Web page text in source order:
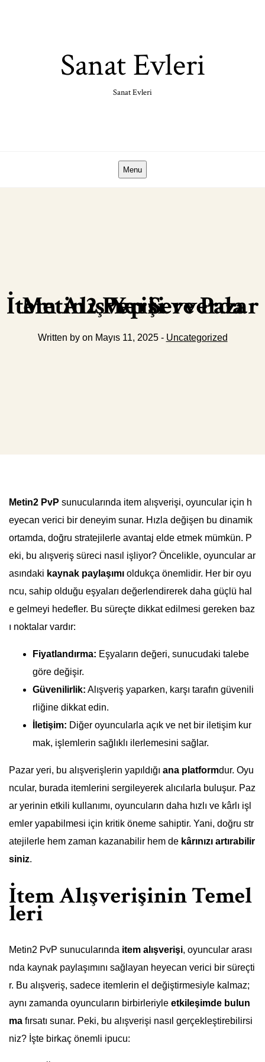
Sanat Evleri
Sanat Evleri
Menu
Metin2 Pvp Serverda İtem Alışverişi ve Pazar Yeri
Written by on Mayıs 11, 2025 - Uncategorized
Metin2 PvP sunucularında item alışverişi, oyuncular için h
eyecan verici bir deneyim sunar. Hızla değişen bu dinamik
ortamda, doğru stratejilerle avantaj elde etmek mümkün. P
eki, bu alışveriş süreci nasıl işliyor? Öncelikle, oyuncular ar
asındaki kaynak paylaşımı oldukça önemlidir. Her bir oyu
ncu, sahip olduğu eşyaları değerlendirerek daha güçlü hal
e gelmeyi hedefler. Bu süreçte dikkat edilmesi gereken baz
ı noktalar vardır:
Fiyatlandırma: Eşyaların değeri, sunucudaki talebe
göre değişir.
Güvenilirlik: Alışveriş yaparken, karşı tarafın güvenili
rliğine dikkat edin.
İletişim: Diğer oyuncularla açık ve net bir iletişim kur
mak, işlemlerin sağlıklı ilerlemesini sağlar.
Pazar yeri, bu alışverişlerin yapıldığı ana platformdur. Oyu
ncular, burada itemlerini sergileyerek alıcılarla buluşur. Paz
ar yerinin etkili kullanımı, oyuncuların daha hızlı ve kârlı işl
emler yapabilmesi için kritik öneme sahiptir. Yani, doğru str
atejilerle hem zaman kazanabilir hem de kârınızı artırabilir
siniz.
İtem Alışverişinin Temel
leri
Metin2 PvP sunucularında item alışverişi, oyuncular arası
nda kaynak paylaşımını sağlayan heyecan verici bir süreçti
r. Bu alışveriş, sadece itemlerin el değiştirmesiyle kalmaz;
aynı zamanda oyuncuların birbirleriyle etkileşimde bulun
ma fırsatı sunar. Peki, bu alışverişi nasıl gerçekleştirebilirsi
niz? İşte birkaç önemli ipucu: